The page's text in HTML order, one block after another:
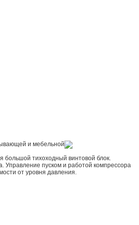
и мебельной
большой тихоходный винтовой блок.
Управление пуском и работой компрессора
от уровня давления.